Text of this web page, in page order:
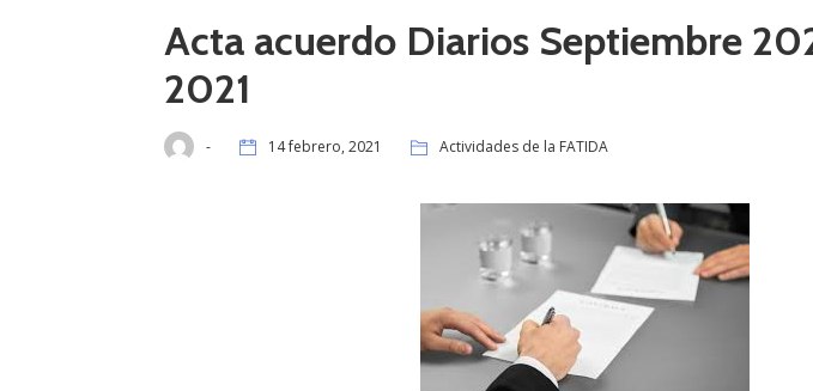
Acta acuerdo Diarios Septiembre
2021
- 14 febrero, 2021 Actividades de la FATIDA